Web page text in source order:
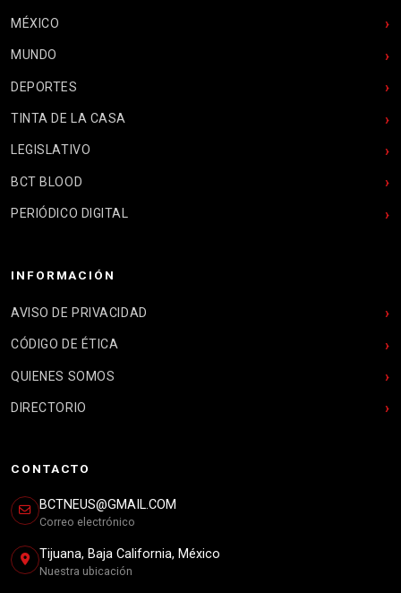
MÉXICO
MUNDO
DEPORTES
TINTA DE LA CASA
LEGISLATIVO
BCT BLOOD
PERIÓDICO DIGITAL
INFORMACIÓN
AVISO DE PRIVACIDAD
CÓDIGO DE ÉTICA
QUIENES SOMOS
DIRECTORIO
CONTACTO
BCTNEUS@GMAIL.COM
Correo electrónico
Tijuana, Baja California, México
Nuestra ubicación